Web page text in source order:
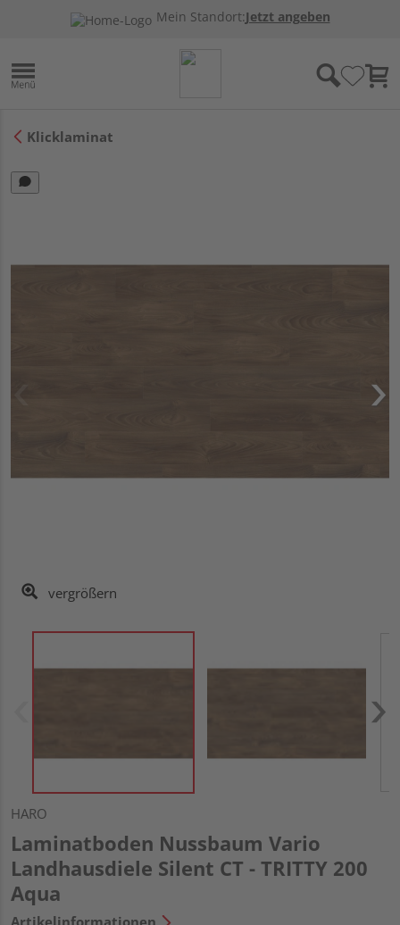
Mein Standort:Jetzt angeben
Klicklaminat
vergrößern
HARO
Laminatboden Nussbaum Vario
Landhausdiele Silent CT - TRITTY 200
Aqua
Artikelinformationen